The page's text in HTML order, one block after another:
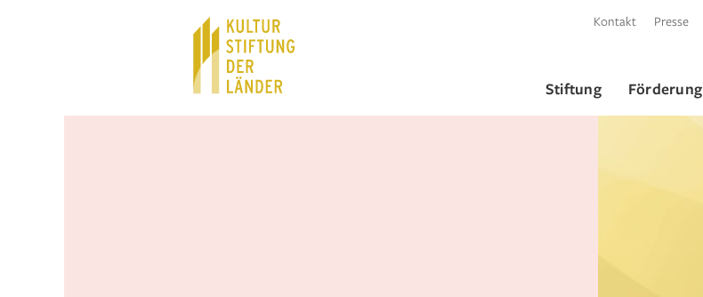
Kontakt Presse
Stiftung Förderung